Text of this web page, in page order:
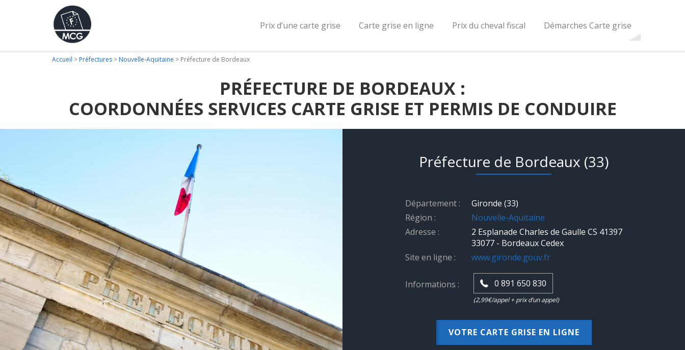
Prix d’une carte grise Carte grise en ligne Prix du cheval fiscal Démarches Carte grise
Accueil > Préfectures > Nouvelle-Aquitaine > Préfecture de Bordeaux
PRÉFECTURE DE BORDEAUX :
COORDONNÉES SERVICES CARTE GRISE ET PERMIS DE CONDUIRE
Préfecture de Bordeaux (33)
Département :
Gironde (33)
Région :
Nouvelle-Aquitaine
Adresse :
2 Esplanade Charles de Gaulle CS 41397
33077 - Bordeaux Cedex
Site en ligne :
www.gironde.gouv.fr
Informations : 0 891 650 830
(2,99€/appel + prix d’un appel)
VOTRE CARTE GRISE EN LIGNE